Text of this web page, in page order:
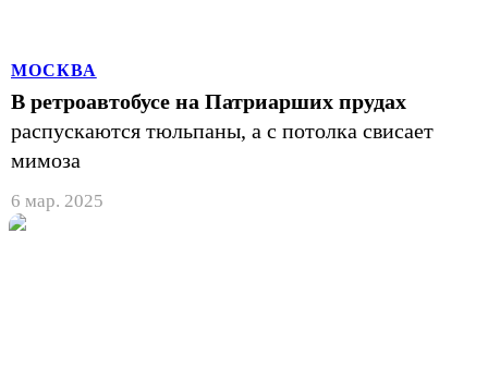
МОСКВА
В ретроавтобусе на Патриарших прудах
распускаются тюльпаны, а с потолка свисает
мимоза
6 мар. 2025